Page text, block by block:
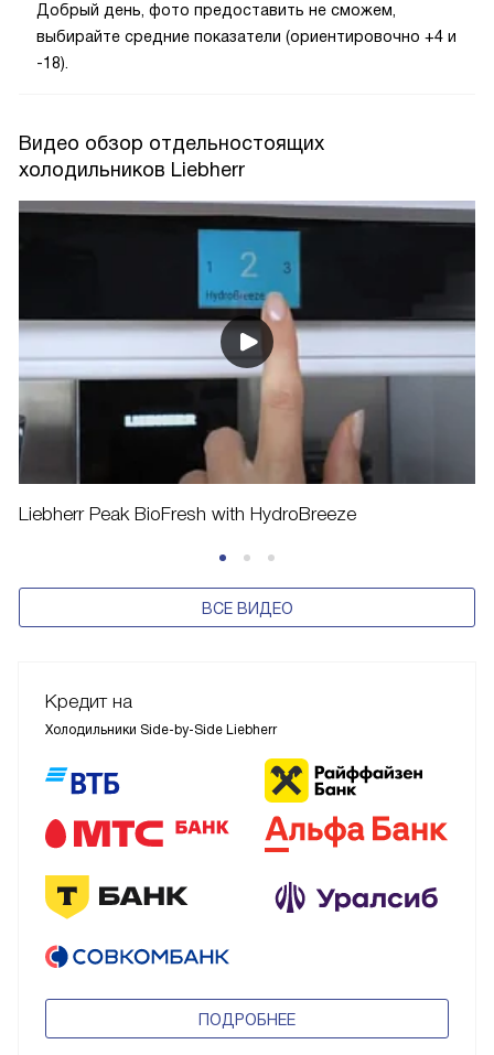
Добрый день, фото предоставить не сможем,
выбирайте средние показатели (ориентировочно +4 и
-18).
Видео обзор отдельностоящих
холодильников Liebherr
Liebherr Peak BioFresh with HydroBreeze
ВСЕ ВИДЕО
Кредит на
Холодильники Side-by-Side Liebherr
ПОДРОБНЕЕ